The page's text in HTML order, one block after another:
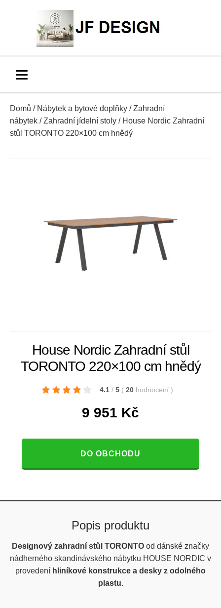
Domů / Nábytek a bytové doplňky /Zahradní
nábytek /Zahradní jídelní stoly / House Nordic Zahradní
stůl TORONTO 220×100 cm hnědý
House Nordic Zahradní stůl
TORONTO 220×100 cm hnědý
4.1 / 5 ( 20 hodnocení )
9 951 Kč
DO OBCHODU
Popis produktu
Designový zahradní stůl TORONTO od dánské značky
nádherného skandinávského nábytku HOUSE NORDIC v
provedení hliníkové konstrukce a desky z odolného
plastu.